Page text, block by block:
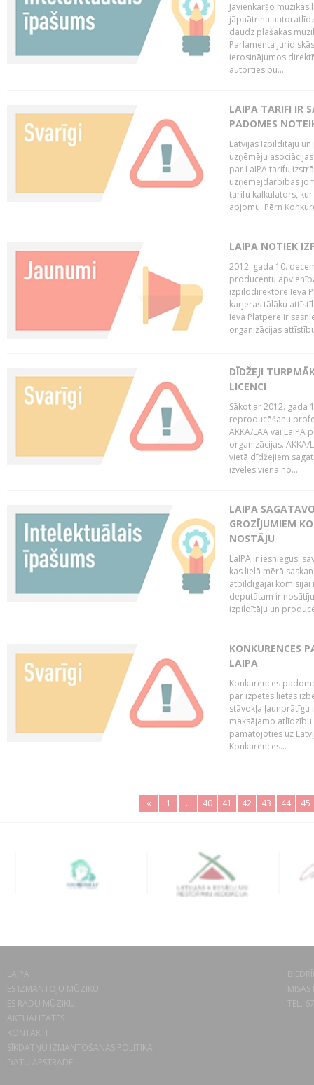
Jāvienkāršo
jāpaātrina
daudz plašākas
Parlamenta
ierosinājumos
autortiesību...
LAIPA TARIFI IR
PADOMES
Latvijas Izpildītāju
uzņēmēju
par LaIPA tarifu
uzņēmējdarbības
tarifu kalkulators,
apjomu. Pērn
LAIPA NOTIEK
2012. gada 10.
producentu
izpilddirektore Ieva
karjeras tālāku
Ieva Platpere ir
organizācijas
DĪDŽEJI
LICENCI
Sākot ar 2012. gada
reproducēšanu
AKKA/LAA vai LaIPA
organizācijas.
vietā dīdžejiem
izvēles vienā no...
LAIPA
GROZĪJUMIEM
NOSTĀJU
LaIPA ir iesniegusi
kas lielā mērā
atbildīgajai komisijai
deputātam ir
izpildītāju un
KONKURENCES
LAIPA
Konkurences
par izpētes lietas
stāvokļa ļaunprātīgu
maksājamo
pamatojoties uz
Konkurences...
« 1 .. 40 41 42 43 44 45
LAIPA
ES IZMANTOJU MŪZIKU
ES RADU MŪZIKU
AKTUALITĀTES
KONTAKTI
SĪKDATŅU IZMANTOŠANAS POLITIKA
DATU APSTRĀDE
TEL.